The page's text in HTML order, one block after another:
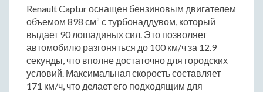
Renault Captur оснащен бензиновым двигателем
объемом 898 см³ с турбонаддувом, который
выдает 90 лошадиных сил. Это позволяет
автомобилю разгоняться до 100 км/ч за 12.9
секунды, что вполне достаточно для городских
условий. Максимальная скорость составляет
171 км/ч, что делает его подходящим для